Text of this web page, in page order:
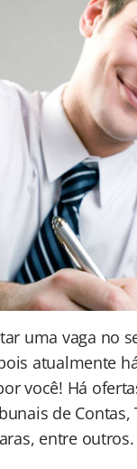
uma vaga no
atualmente
você! Há
de
entre